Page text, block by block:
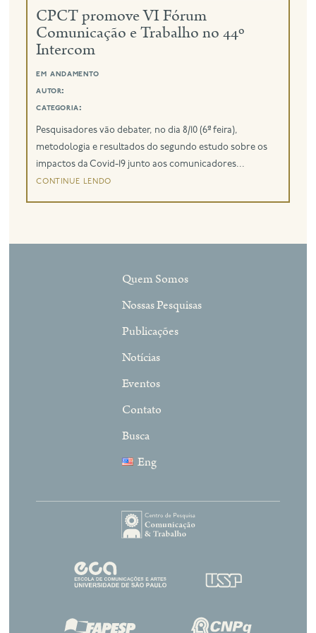
eng
CPCT promove VI Fórum
Comunicação e Trabalho no 44º
Intercom
em andamento
autor:
categoria:
Pesquisadores vão debater, no dia 8/10 (6ª feira),
metodologia e resultados do segundo estudo sobre os
impactos da Covid-19 junto aos comunicadores...
continue lendo
Quem Somos
Nossas Pesquisas
Publicações
Notícias
Eventos
Contato
Busca
Eng